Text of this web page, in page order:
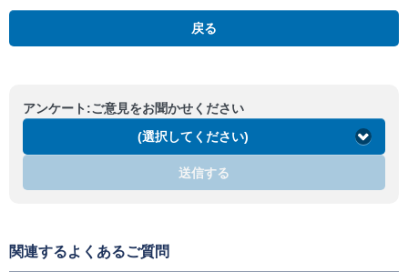
戻る
アンケート:ご意見をお聞かせください
(選択してください)
送信する
関連するよくあるご質問